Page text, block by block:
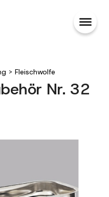
> Fleischwolfe
Nr. 32